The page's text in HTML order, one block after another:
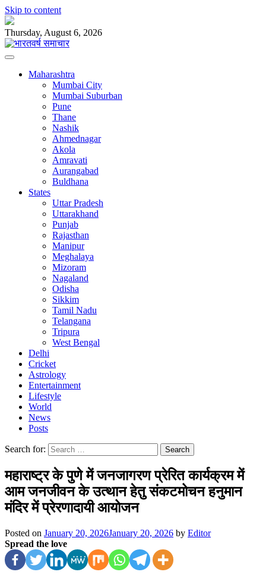
Skip to content
Thursday, August 6, 2026
Maharashtra
Mumbai City
Mumbai Suburban
Pune
Thane
Nashik
Ahmednagar
Akola
Amravati
Aurangabad
Buldhana
States
Uttar Pradesh
Uttarakhand
Punjab
Rajasthan
Manipur
Meghalaya
Mizoram
Nagaland
Odisha
Sikkim
Tamil Nadu
Telangana
Tripura
West Bengal
Delhi
Cricket
Astrology
Entertainment
Lifestyle
World
News
Posts
Search for:
महाराष्ट्र के पुणे में जनजागरण प्रेरित कार्यक्रम में
आम जनजीवन के उत्थान हेतु संकटमोचन हनुमान
मंदिर में प्रेरणादायी आयोजन
Posted on January 20, 2026January 20, 2026 by Editor
Spread the love